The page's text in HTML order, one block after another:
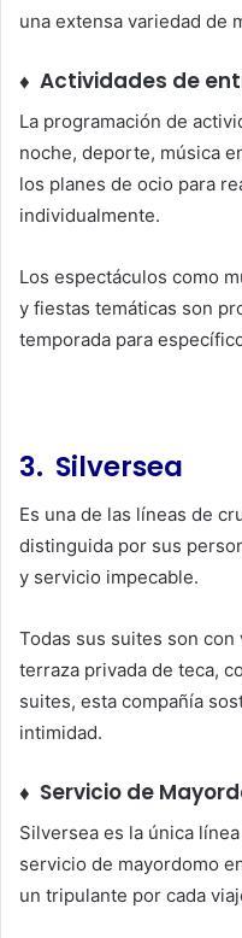
una extensa variedad de
♦ Actividades de
La programación de
noche, deporte, música
los planes de ocio para
individualmente.
Los espectáculos como
y fiestas temáticas son
temporada para
3. Silversea
Es una de las líneas de
distinguida por sus
y servicio impecable.
Todas sus suites son con
terraza privada de teca,
suites, esta compañía
intimidad.
♦ Servicio de
Silversea es la única
servicio de mayordomo
un tripulante por cada